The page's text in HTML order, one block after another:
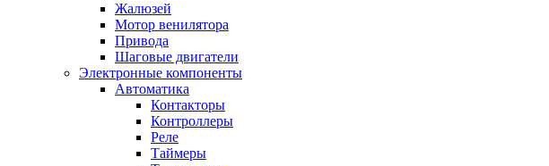
Жалюзей
Мотор венилятора
Привода
Шаговые двигатели
Электронные компоненты
Автоматика
Контакторы
Контроллеры
Реле
Таймеры